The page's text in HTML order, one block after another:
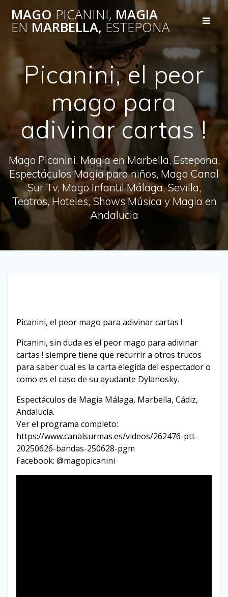
Saltar
al
contenido
MAGO PICANINI, MAGIA
EN MARBELLA, ESTEPONA
Picanini, el peor
mago para
adivinar cartas !
Mago Picanini, Magia en Marbella, Estepona,
Espectáculos Magia para niños, Mago Canal
Sur Tv, Mago Infantil Málaga, Sevilla,
Teatros, Hoteles, Shows Música y Magia en
Andalucia
Picanini, el peor mago para adivinar cartas !
Picanini, sin duda es el peor mago para adivinar
cartas ! siempre tiene que recurrir a otros trucos
para saber cual es la carta elegida del espectador o
como es el caso de su ayudante Dylanosky.
Espectáculos de Magia Málaga, Marbella, Cádiz,
Andalucía.
Ver el programa completo:
https://www.canalsurmas.es/videos/262476-ptt-
20250626-bandas-250628-pgm
Facebook: @magopicanini